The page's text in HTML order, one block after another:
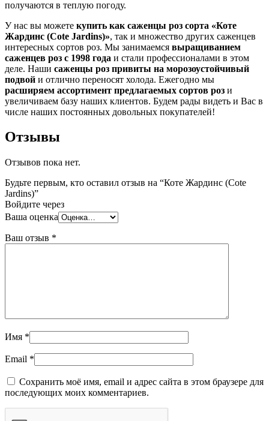
получаются в теплую погоду.
У нас вы можете купить как саженцы роз сорта «Коте
Жардинс (Cote Jardins)», так и множество других саженцев
интересных сортов роз. Мы занимаемся выращиванием
саженцев роз с 1998 года и стали профессионалами в этом
деле. Наши саженцы роз привиты на морозоустойчивый
подвой и отлично переносят холода. Ежегодно мы
расширяем ассортимент предлагаемых сортов роз и
увеличиваем базу наших клиентов. Будем рады видеть и Вас в
числе наших постоянных довольных покупателей!
Отзывы
Отзывов пока нет.
Будьте первым, кто оставил отзыв на “Коте Жардинс (Cote
Jardins)”
Войдите через
Ваша оценка
Ваш отзыв *
Имя *
Email *
Сохранить моё имя, email и адрес сайта в этом браузере для
последующих моих комментариев.